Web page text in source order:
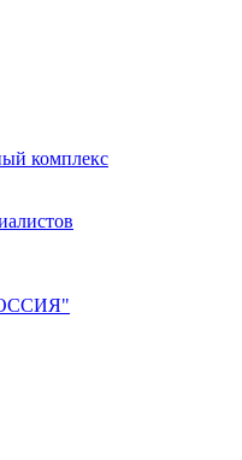
комплекс